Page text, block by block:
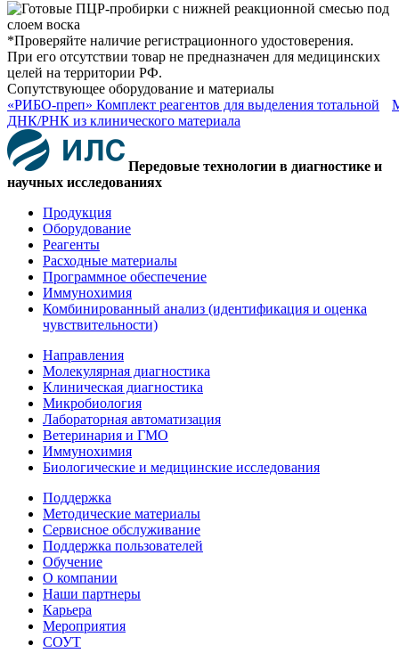
*Проверяйте наличие регистрационного удостоверения.
При его отсутствии товар не предназначен для медицинских
целей на территории РФ.
Сопутствующее оборудование и материалы
«РИБО-преп» Комплект реагентов для выделения тотальной
ДНК/РНК из клинического материала
Передовые технологии в диагностике и
научных исследованиях
Продукция
Оборудование
Реагенты
Расходные материалы
Программное обеспечение
Иммунохимия
Комбинированный анализ (идентификация и оценка
чувствительности)
Направления
Молекулярная диагностика
Клиническая диагностика
Микробиология
Лабораторная автоматизация
Ветеринария и ГМО
Иммунохимия
Биологические и медицинские исследования
Поддержка
Методические материалы
Сервисное обслуживание
Поддержка пользователей
Обучение
О компании
Наши партнеры
Карьера
Мероприятия
СОУТ